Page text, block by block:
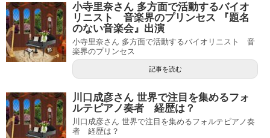
小寺里奈さん 多方面で活動するバイオ
リニスト 音楽界のプリンセス 『題名
のない音楽会』出演
小寺里奈さん 多方面で活動するバイオリニスト 音
楽界のプリンセス
記事を読む
川口成彦さん 世界で注目を集めるフォ
ルテピアノ奏者 経歴は？
川口成彦さん 世界で注目を集めるフォルテピアノ奏
者 経歴は？